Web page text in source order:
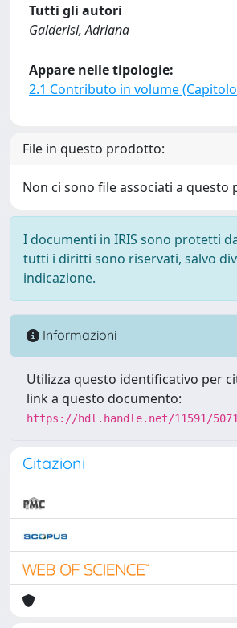
Tutti gli autori
Galderisi, Adriana
Appare nelle tipologie:
2.1 Contributo in volume
File in questo prodotto:
Non ci sono file associati a questo
I documenti in IRIS sono protetti
tutti i diritti sono riservati, salvo
indicazione.
Informazioni
Utilizza questo identificativo per
link a questo documento:
https://hdl.handle.net/11591/
Citazioni